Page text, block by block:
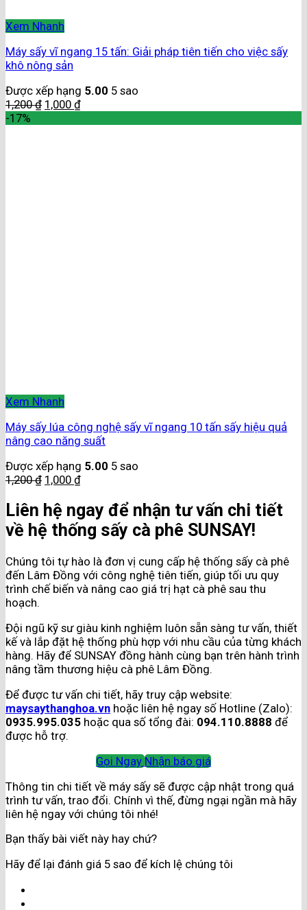
Xem Nhanh
Máy sấy vĩ ngang 15 tấn: Giải pháp tiên tiến cho việc sấy
khô nông sản
Được xếp hạng 5.00 5 sao
1,200₫ 1,000 ₫
-17%
Xem Nhanh
Máy sấy lúa công nghệ sấy vĩ ngang 10 tấn sấy hiệu quả
nâng cao năng suất
Được xếp hạng 5.00 5 sao
1,200₫ 1,000 ₫
Liên hệ ngay để nhận tư vấn chi tiết
về hệ thống sấy cà phê SUNSAY!
Chúng tôi tự hào là đơn vị cung cấp hệ thống sấy cà phê
đến Lâm Đồng với công nghệ tiên tiến, giúp tối ưu quy
trình chế biến và nâng cao giá trị hạt cà phê sau thu
hoạch.
Đội ngũ kỹ sư giàu kinh nghiệm luôn sẵn sàng tư vấn, thiết
kế và lắp đặt hệ thống phù hợp với nhu cầu của từng khách
hàng. Hãy để SUNSAY đồng hành cùng bạn trên hành trình
nâng tầm thương hiệu cà phê Lâm Đồng.
Để được tư vấn chi tiết, hãy truy cập website:
maysaythanghoa.vn hoặc liên hệ ngay số Hotline (Zalo):
0935.995.035 hoặc qua số tổng đài: 094.110.8888 để
được hỗ trợ.
Gọi Ngay Nhận báo giá
Thông tin chi tiết về máy sấy sẽ được cập nhật trong quá
trình tư vấn, trao đổi. Chính vì thế, đừng ngại ngần mà hãy
liên hệ ngay với chúng tôi nhé!
Bạn thấy bài viết này hay chứ?
Hãy để lại đánh giá 5 sao để kích lệ chúng tôi